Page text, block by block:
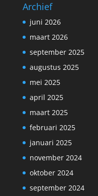
Archief
juni 2026
maart 2026
september 2025
augustus 2025
mei 2025
april 2025
maart 2025
februari 2025
januari 2025
november 2024
oktober 2024
september 2024